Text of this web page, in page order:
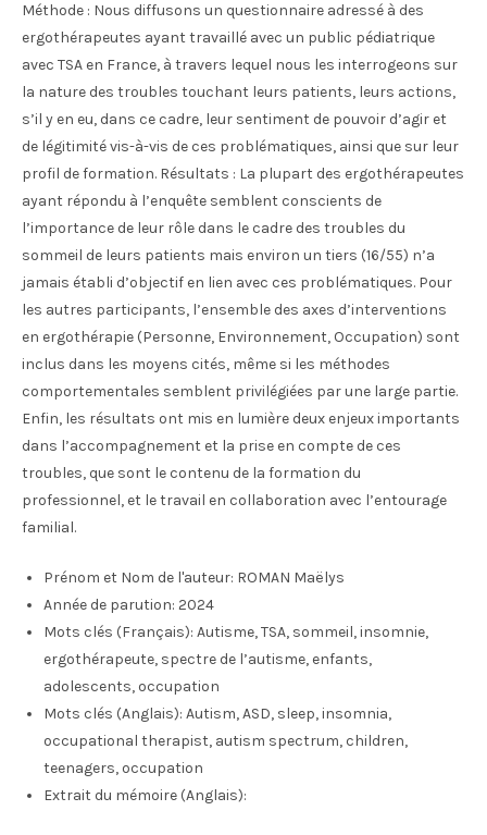
Méthode : Nous diffusons un questionnaire adressé à des
ergothérapeutes ayant travaillé avec un public pédiatrique
avec TSA en France, à travers lequel nous les interrogeons sur
la nature des troubles touchant leurs patients, leurs actions,
s’il y en eu, dans ce cadre, leur sentiment de pouvoir d’agir et
de légitimité vis-à-vis de ces problématiques, ainsi que sur leur
profil de formation. Résultats : La plupart des ergothérapeutes
ayant répondu à l’enquête semblent conscients de
l’importance de leur rôle dans le cadre des troubles du
sommeil de leurs patients mais environ un tiers (16/55) n’a
jamais établi d’objectif en lien avec ces problématiques. Pour
les autres participants, l’ensemble des axes d’interventions
en ergothérapie (Personne, Environnement, Occupation) sont
inclus dans les moyens cités, même si les méthodes
comportementales semblent privilégiées par une large partie.
Enfin, les résultats ont mis en lumière deux enjeux importants
dans l’accompagnement et la prise en compte de ces
troubles, que sont le contenu de la formation du
professionnel, et le travail en collaboration avec l’entourage
familial.
Prénom et Nom de l'auteur: ROMAN Maëlys
Année de parution: 2024
Mots clés (Français): Autisme, TSA, sommeil, insomnie,
ergothérapeute, spectre de l’autisme, enfants,
adolescents, occupation
Mots clés (Anglais): Autism, ASD, sleep, insomnia,
occupational therapist, autism spectrum, children,
teenagers, occupation
Extrait du mémoire (Anglais):